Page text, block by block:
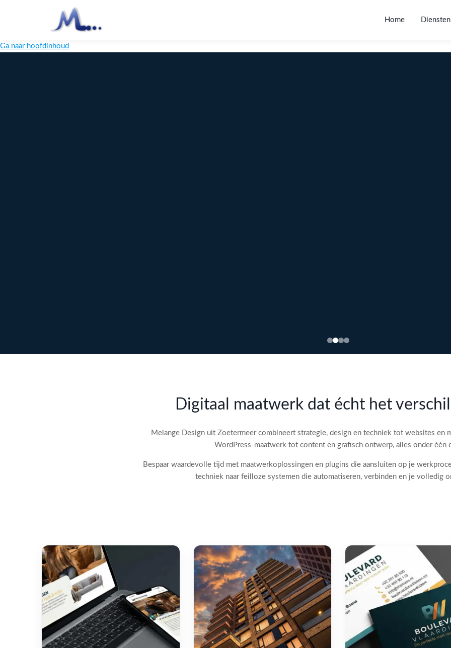
Home Diensten
Ga naar hoofdinhoud
Digitaal maatwerk dat écht het
Melange Design uit Zoetermeer combineert strategie, design en techniek tot websites en
WordPress-maatwerk tot content en grafisch ontwerp, alles onder één
Bespaar waardevolle tijd met maatwerkoplossingen en plugins die aansluiten op je
techniek naar feilloze systemen die automatiseren, verbinden en je volledig